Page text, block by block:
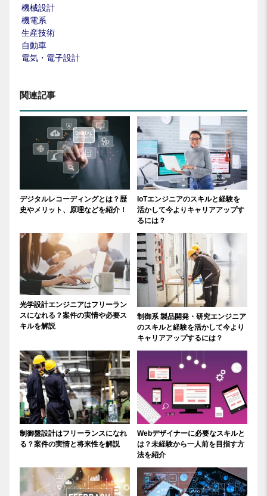
機械設計
機電系
生産技術
自動車
電気・電子設計
関連記事
デジタルレコーディングとは？歴
史やメリット、原理などを紹介！
IoTエンジニアのスキルと経験を
活かして今よりキャリアアップす
るには？
光学設計エンジニアはフリーラン
スになれる？案件の実情や必要ス
キルを解説
制御系 製品開発・研究エンジニア
のスキルと経験を活かして今より
キャリアアップするには？
制御盤設計はフリーランスになれ
る？案件の実情と将来性を解説
Webデザイナーに必要なスキルと
は？未経験から一人前を目指す方
法を紹介